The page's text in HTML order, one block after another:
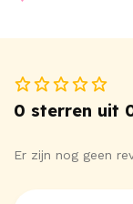
0 sterren uit
Er zijn nog geen